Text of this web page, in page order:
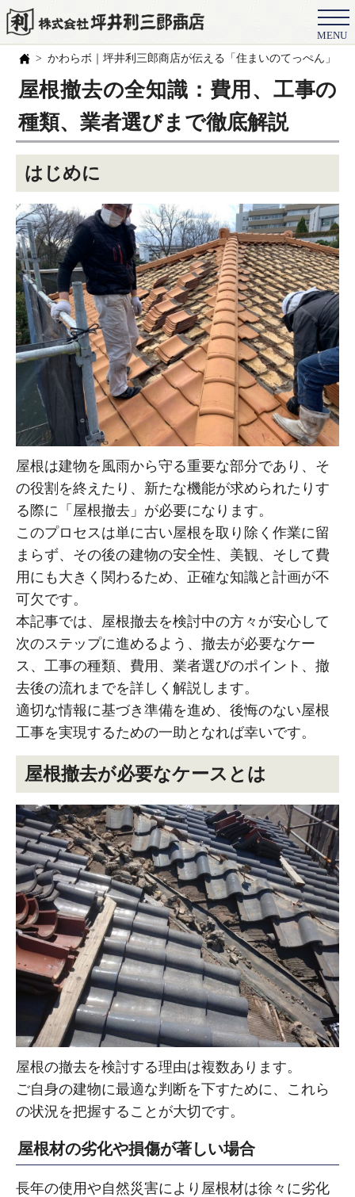
会社概要
選ばれる理由
施工事例
お客様の声
スタッフ
職人紹介
ブログ
よくある質問
豆知識
MENU
かわらボ｜坪井利三郎商店が伝える「住まいのてっぺん」の
屋根撤去の全知識：費用、工事の
種類、業者選びまで徹底解説
はじめに
屋根は建物を風雨から守る重要な部分であり、そ
の役割を終えたり、新たな機能が求められたりす
る際に「屋根撤去」が必要になります。
このプロセスは単に古い屋根を取り除く作業に留
まらず、その後の建物の安全性、美観、そして費
用にも大きく関わるため、正確な知識と計画が不
可欠です。
本記事では、屋根撤去を検討中の方々が安心して
次のステップに進めるよう、撤去が必要なケー
ス、工事の種類、費用、業者選びのポイント、撤
去後の流れまでを詳しく解説します。
適切な情報に基づき準備を進め、後悔のない屋根
工事を実現するための一助となれば幸いです。
屋根撤去が必要なケースとは
屋根の撤去を検討する理由は複数あります。
ご自身の建物に最適な判断を下すために、これら
の状況を把握することが大切です。
屋根材の劣化や損傷が著しい場合
長年の使用や自然災害により屋根材は徐々に劣化